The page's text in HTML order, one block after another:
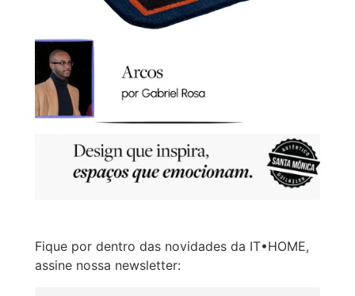
Fique por dentro das novidades da IT•HOME,
assine nossa newsletter: